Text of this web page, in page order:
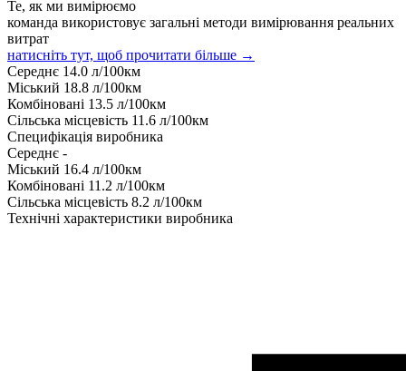
Те, як ми вимірюємо
команда використовує загальні методи вимірювання реальних
витрат
натисніть тут, щоб прочитати більше →
Середнє 14.0 л/100км
Міський 18.8 л/100км
Комбіновані 13.5 л/100км
Сільська місцевість 11.6 л/100км
Специфікація виробника
Середнє -
Міський 16.4 л/100км
Комбіновані 11.2 л/100км
Сільська місцевість 8.2 л/100км
Технічні характеристики виробника